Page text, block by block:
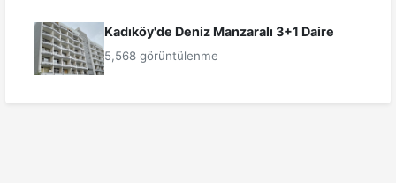
Kadıköy'de Deniz Manzaralı 3+1 Daire
5,568 görüntülenme